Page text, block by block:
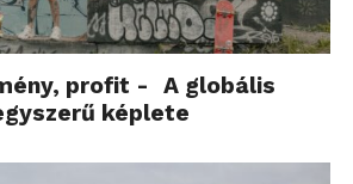
profit - A globális
képlete